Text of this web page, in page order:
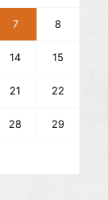
7 8
14 15
21 22
28 29